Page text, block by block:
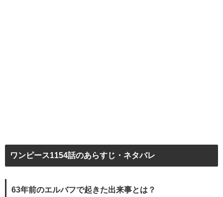
ワンピース1154話のあらすじ・ネタバレ
63年前のエルバフで起きた出来事とは？